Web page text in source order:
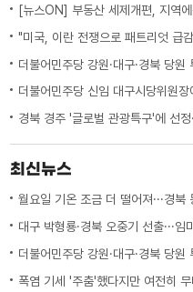
경북 경주 '글로벌 관광특구'에 선정
최신뉴스
월요일 기온 조금 더 떨어져···경북
대구 박형룡·경북 오중기 선출···
폭염 기세 '주춤'했다지만 여전히 무